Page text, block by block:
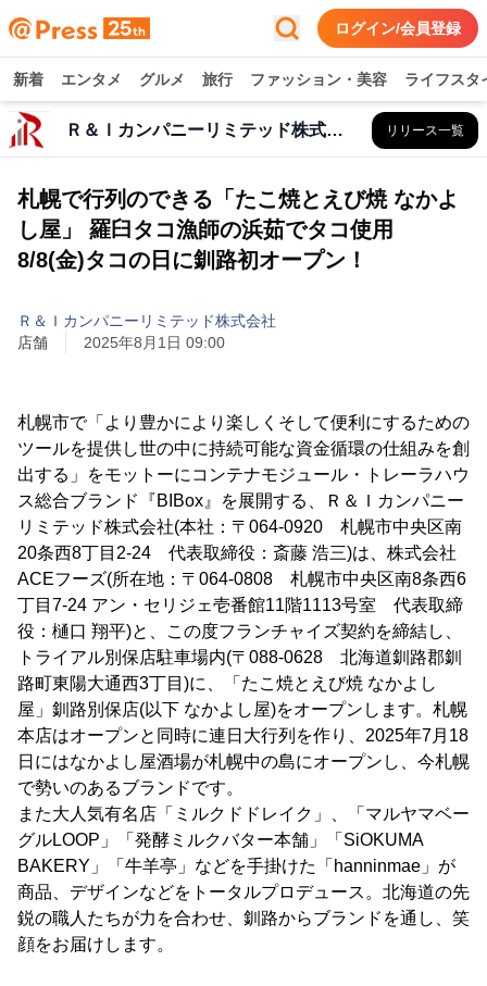
ログイン/会員登録
新着 エンタメ グルメ 旅行 ファッション・美容 ライフスタ
Ｒ＆Ｉカンパニーリミテッド株式会社 リリース一覧
札幌で行列のできる「たこ焼とえび焼 なかよ
し屋」 羅臼タコ漁師の浜茹でタコ使用
8/8(金)タコの日に釧路初オープン！
Ｒ＆Ｉカンパニーリミテッド株式会社
店舗
2025年8月1日 09:00
札幌市で「より豊かにより楽しくそして便利にするための
ツールを提供し世の中に持続可能な資金循環の仕組みを創
出する」をモットーにコンテナモジュール・トレーラハウ
ス総合ブランド『BIBox』を展開する、Ｒ＆Ｉカンパニー
リミテッド株式会社(本社：〒064-0920 札幌市中央区南
20条西8丁目2-24 代表取締役：斎藤 浩三)は、株式会社
ACEフーズ(所在地：〒064-0808 札幌市中央区南8条西6
丁目7-24 アン・セリジェ壱番館11階1113号室 代表取締
役：樋口 翔平)と、この度フランチャイズ契約を締結し、
トライアル別保店駐車場内(〒088-0628 北海道釧路郡釧
路町東陽大通西3丁目)に、「たこ焼とえび焼 なかよし
屋」釧路別保店(以下 なかよし屋)をオープンします。札幌
本店はオープンと同時に連日大行列を作り、2025年7月18
日にはなかよし屋酒場が札幌中の島にオープンし、今札幌
で勢いのあるブランドです。
また大人気有名店「ミルクドドレイク」、「マルヤマベー
グルLOOP」「発酵ミルクバター本舗」「SiOKUMA
BAKERY」「牛羊亭」などを手掛けた「hanninmae」が
商品、デザインなどをトータルプロデュース。北海道の先
鋭の職人たちが力を合わせ、釧路からブランドを通し、笑
顔をお届けします。